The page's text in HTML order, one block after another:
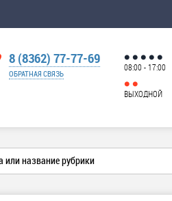
8 (8362) 77-77-69
ОБРАТНАЯ СВЯЗЬ
08:00 - 17:00
ВЫХОДНОЙ